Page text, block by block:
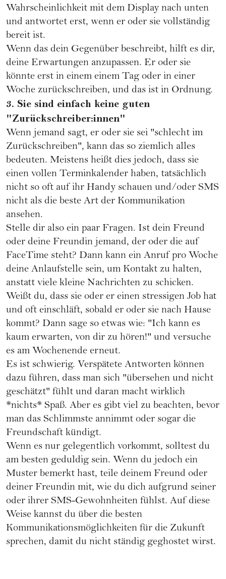
Wahrscheinlichkeit mit dem Display nach unten
und antwortet erst, wenn er oder sie vollständig
bereit ist.
Wenn das dein Gegenüber beschreibt, hilft es dir,
deine Erwartungen anzupassen. Er oder sie
könnte erst in einem einem Tag oder in einer
Woche zurückschreiben, und das ist in Ordnung.
3. Sie sind einfach keine guten
"Zurückschreiber:innen"
Wenn jemand sagt, er oder sie sei "schlecht im
Zurückschreiben", kann das so ziemlich alles
bedeuten. Meistens heißt dies jedoch, dass sie
einen vollen Terminkalender haben, tatsächlich
nicht so oft auf ihr Handy schauen und/oder SMS
nicht als die beste Art der Kommunikation
ansehen.
Stelle dir also ein paar Fragen. Ist dein Freund
oder deine Freundin jemand, der oder die auf
FaceTime steht? Dann kann ein Anruf pro Woche
deine Anlaufstelle sein, um Kontakt zu halten,
anstatt viele kleine Nachrichten zu schicken.
Weißt du, dass sie oder er einen stressigen Job hat
und oft einschläft, sobald er oder sie nach Hause
kommt? Dann sage so etwas wie: "Ich kann es
kaum erwarten, von dir zu hören!" und versuche
es am Wochenende erneut.
Es ist schwierig. Verspätete Antworten können
dazu führen, dass man sich "übersehen und nicht
geschätzt" fühlt und daran macht wirklich
*nichts* Spaß. Aber es gibt viel zu beachten, bevor
man das Schlimmste annimmt oder sogar die
Freundschaft kündigt.
Wenn es nur gelegentlich vorkommt, solltest du
am besten geduldig sein. Wenn du jedoch ein
Muster bemerkt hast, teile deinem Freund oder
deiner Freundin mit, wie du dich aufgrund seiner
oder ihrer SMS-Gewohnheiten fühlst. Auf diese
Weise kannst du über die besten
Kommunikationsmöglichkeiten für die Zukunft
sprechen, damit du nicht ständig geghostet wirst.